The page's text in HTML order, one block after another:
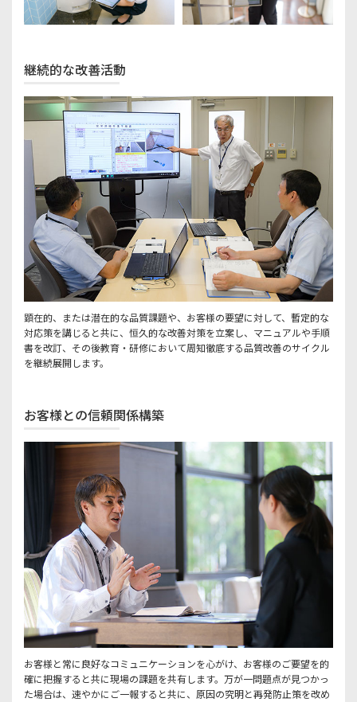
継続的な改善活動
顕在的、または潜在的な品質課題や、お客様の要望に対して、暫定的な
対応策を講じると共に、恒久的な改善対策を立案し、マニュアルや手順
書を改訂、その後教育・研修において周知徹底する品質改善のサイクル
を継続展開します。
お客様との信頼関係構築
お客様と常に良好なコミュニケーションを心がけ、お客様のご要望を的
確に把握すると共に現場の課題を共有します。万が一問題点が見つかっ
た場合は、速やかにご一報すると共に、原因の究明と再発防止策を改め